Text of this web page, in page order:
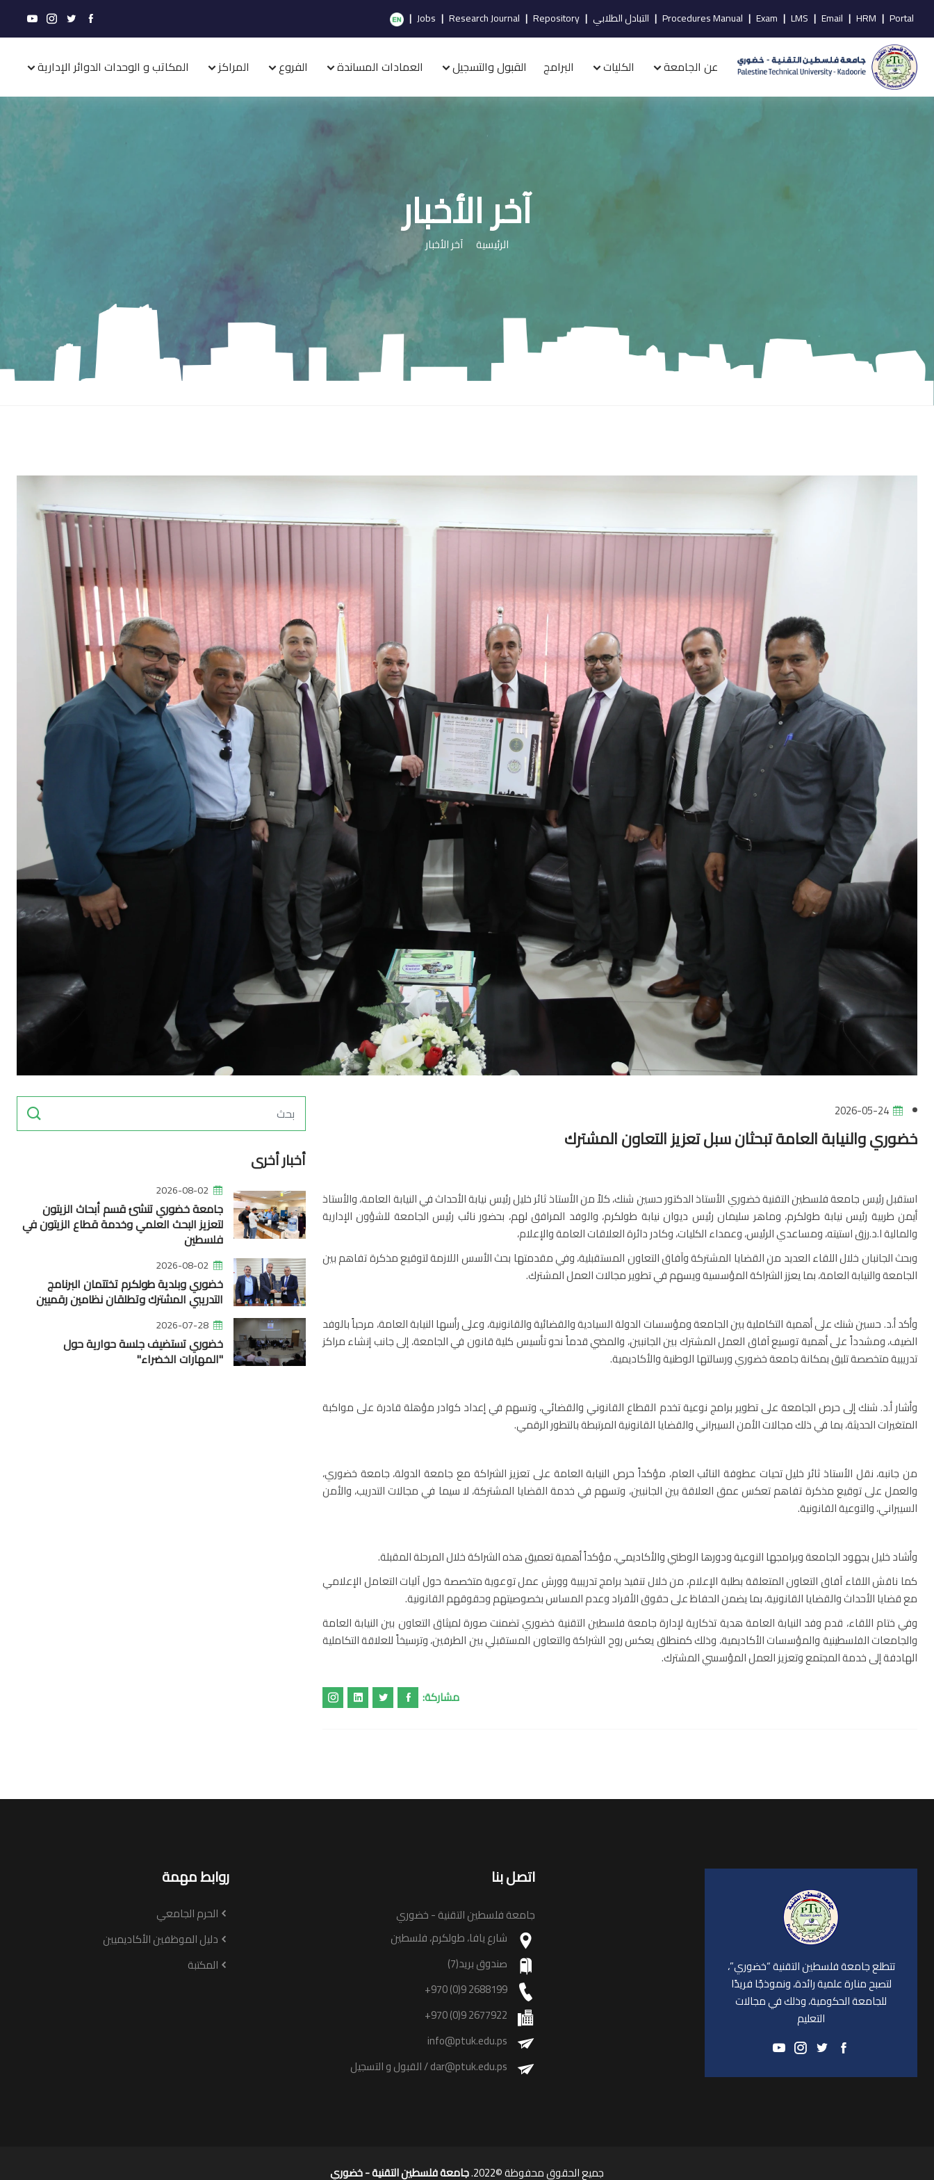
Portal
|
HRM
|
Email
|
LMS
|
Exam
|
Procedures Manual
| التبادل الطلابي |
Repository
|
Research Journal
|
Jobs
|
عن الجامعة الكليات البرامج القبول والتسجيل العمادات المساندة الفروع المراكز المكاتب و الوحدات الدوائر الإدارية
آخر الأخبار
الرئيسية آخر الأخبار
2026-05-24
خضوري والنيابة العامة تبحثان سبل تعزيز التعاون المشترك
استقبل رئيس جامعة فلسطين التقنية خضوري الأستاذ الدكتور حسين شنك، كلاً من الأستاذ ثائر خليل رئيس نيابة الأحداث في النيابة العامة، والأستاذ
أيمن طربية رئيس نيابة طولكرم، وماهر سليمان رئيس ديوان نيابة طولكرم، والوفد المرافق لهم، بحضور نائب رئيس الجامعة للشؤون الإدارية
والمالية ا.د.رزق استيته، ومساعدي الرئيس، وعمداء الكليات، وكادر دائرة العلاقات العامة والإعلام،
وبحث الجانبان خلال اللقاء العديد من القضايا المشتركة وآفاق التعاون المستقبلية، وفي مقدمتها بحث الأسس اللازمة لتوقيع مذكرة تفاهم بين
الجامعة والنيابة العامة، بما يعزز الشراكة المؤسسية ويسهم في تطوير مجالات العمل المشترك.
وأكد أ.د. حسين شنك على أهمية التكاملية بين الجامعة ومؤسسات الدولة السيادية والقضائية والقانونية، وعلى رأسها النيابة العامة، مرحباً بالوفد
الضيف، ومشدداً على أهمية توسيع آفاق العمل المشترك بين الجانبين، والمضي قدماً نحو تأسيس كلية قانون في الجامعة، إلى جانب إنشاء مراكز
تدريبية متخصصة تليق بمكانة جامعة خضوري ورسالتها الوطنية والأكاديمية.
وأشار أ.د. شنك إلى حرص الجامعة على تطوير برامج نوعية تخدم القطاع القانوني والقضائي، وتسهم في إعداد كوادر مؤهلة قادرة على مواكبة
المتغيرات الحديثة، بما في ذلك مجالات الأمن السيبراني والقضايا القانونية المرتبطة بالتطور الرقمي.
من جانبه، نقل الأستاذ ثائر خليل تحيات عطوفة النائب العام، مؤكداً حرص النيابة العامة على تعزيز الشراكة مع جامعة الدولة، جامعة خضوري،
والعمل على توقيع مذكرة تفاهم تعكس عمق العلاقة بين الجانبين، وتسهم في خدمة القضايا المشتركة، لا سيما في مجالات التدريب، والأمن
السيبراني، والتوعية القانونية.
وأشاد خليل بجهود الجامعة وبرامجها النوعية ودورها الوطني والأكاديمي، مؤكداً أهمية تعميق هذه الشراكة خلال المرحلة المقبلة.
كما ناقش اللقاء آفاق التعاون المتعلقة بطلبة الإعلام، من خلال تنفيذ برامج تدريبية وورش عمل توعوية متخصصة حول آليات التعامل الإعلامي
مع قضايا الأحداث والقضايا القانونية، بما يضمن الحفاظ على حقوق الأفراد وعدم المساس بخصوصيتهم وحقوقهم القانونية.
وفي ختام اللقاء، قدم وفد النيابة العامة هدية تذكارية لإدارة جامعة فلسطين التقنية خضوري تضمنت صورة لميثاق التعاون بين النيابة العامة
والجامعات الفلسطينية والمؤسسات الأكاديمية، وذلك كمنطلق يعكس روح الشراكة والتعاون المستقبلي بين الطرفين، وترسيخاً للعلاقة التكاملية
الهادفة إلى خدمة المجتمع وتعزيز العمل المؤسسي المشترك.
مشاركة:
أخبار أخرى
2026-08-02
جامعة خضوري تنشئ قسم أبحاث الزيتون
لتعزيز البحث العلمي وخدمة قطاع الزيتون في
فلسطين
2026-08-02
خضوري وبلدية طولكرم تختتمان البرنامج
التدريبي المشترك وتطلقان نظامين رقميين
2026-07-28
خضوري تستضيف جلسة حوارية حول
"المهارات الخضراء"
تتطلع جامعة فلسطين التقنية “خضوري”،
لتصبح منارة علمية رائدة، ونموذجًا فريدًا
للجامعة الحكومية، وذلك في مجالات
التعليم
اتصل بنا
جامعة فلسطين التقنية - خضوري
شارع يافا، طولكرم، فلسطين
صندوق بريد(7)
+970 (0)9 2688199
+970 (0)9 2677922
info@ptuk.edu.ps
dar@ptuk.edu.ps/ القبول و التسجيل
روابط مهمة
الحرم الجامعي
دليل الموظفين الأكاديميين
المكتبة
جميع الحقوق محفوظة ©2022. جامعة فلسطين التقنية - خضوري